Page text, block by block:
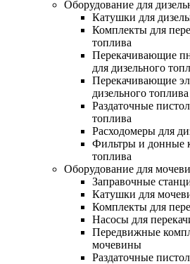
Оборудование для
Катушки для
Комплекты для
топлива
Перекачивающие
для дизельного
Перекачивающие
дизельного топлива
Раздаточные
топлива
Расходомеры для
Фильтры и донные
топлива
Оборудование для
Заправочные
Катушки для
Комплекты для
Насосы для
Передвижные
мочевины
Раздаточные